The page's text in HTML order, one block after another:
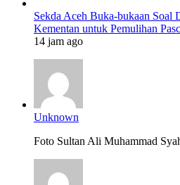
Sekda Aceh Buka-bukaan Soal
Kementan untuk Pemulihan
14 jam ago
Unknown
Foto Sultan Ali Muhammad